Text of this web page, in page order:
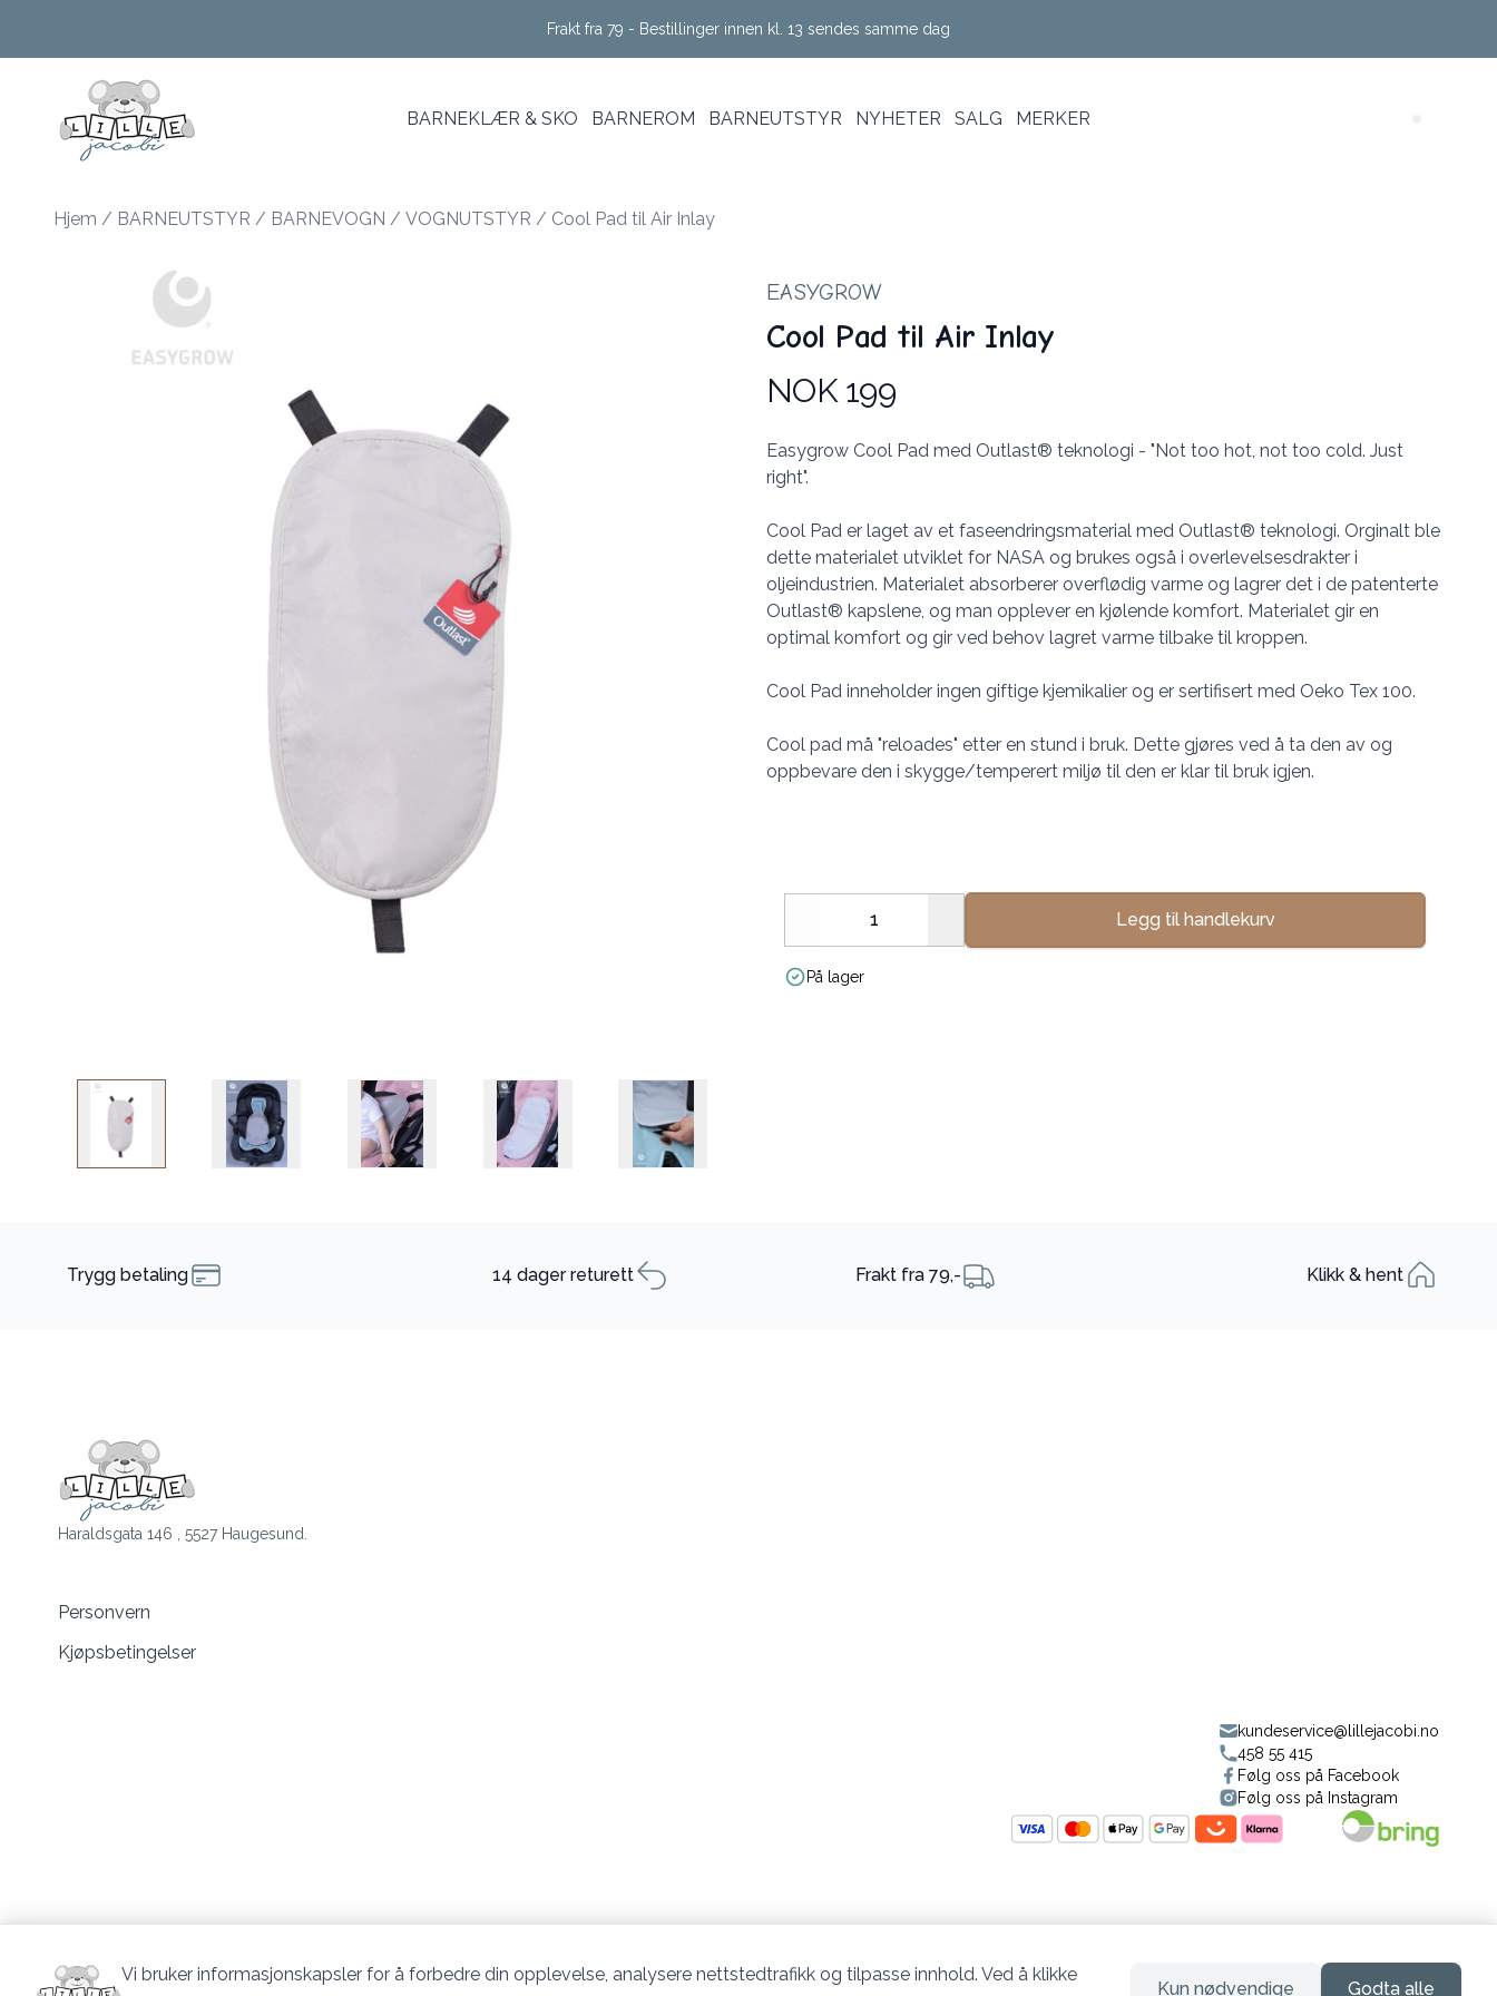
Frakt fra 79 - Bestillinger innen kl. 13 sendes samme dag
BARNEKLÆR & SKO BARNEROM BARNEUTSTYR NYHETER SALG MERKER
Hjem / BARNEUTSTYR / BARNEVOGN / VOGNUTSTYR / Cool Pad til Air Inlay
EASYGROW
Cool Pad til Air Inlay
Produktdetaljer
NOK 199
Description
Easygrow Cool Pad med Outlast® teknologi - "Not too hot, not too cold. Just
right".
Cool Pad er laget av et faseendringsmaterial med Outlast® teknologi. Orginalt ble
dette materialet utviklet for NASA og brukes også i overlevelsesdrakter i
oljeindustrien. Materialet absorberer overflødig varme og lagrer det i de patenterte
Outlast® kapslene, og man opplever en kjølende komfort. Materialet gir en
optimal komfort og gir ved behov lagret varme tilbake til kroppen.
Cool Pad inneholder ingen giftige kjemikalier og er sertifisert med Oeko Tex 100.
Cool pad må "reloades" etter en stund i bruk. Dette gjøres ved å ta den av og
oppbevare den i skygge/temperert miljø til den er klar til bruk igjen.
Decrease
Legg til handlekurv
På lager
Trygg betaling 14 dager returett Frakt fra 79,- Klikk & hent
Haraldsgata 146 , 5527 Haugesund.
Personvern
Kjøpsbetingelser
kundeservice@lillejacobi.no
458 55 415
Følg oss på Facebook
Følg oss på Instagram
Vi bruker informasjonskapsler for å forbedre din opplevelse, analysere nettstedtrafikk og tilpasse innhold. Ved å klikke
Kun nødvendige Godta alle